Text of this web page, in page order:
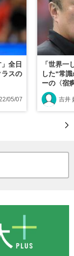
全日
ラスの
05/07
「世界一
した“常
ーの〈宿
吉井